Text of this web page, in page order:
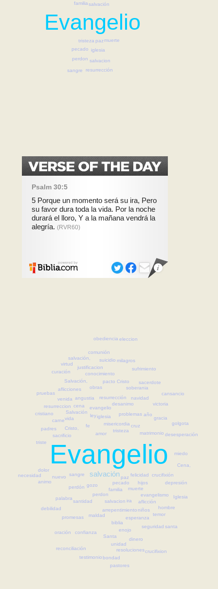
Evangelio
salvación
tristeza
pecado
paz
familia
iglesia
perdon salvacion
sangre resurrección
muerte
Evangelio
salvación
tristeza
amor
misericordia
pecado
paz
familia
iglesia
fe
gozo
perdon
salvacion
evangelio
cruz
felicidad
problemas
sangre
resurrección
muerte
desanimo
arrepentimiento
hijos
Cristo,
perdón
Salvación
santidad
maldad
matrimonio
angustia
cena
obras
vida
pacto
biblia
aflicción
sacrificio
esperanza
navidad
soberania
evangelismo
Cristo
conocimiento
enojo
nuevo
ley
crucifixión
Santa
promesas
gracia
confianza
ira
aflicciones
carne
palabra
Salvación,
resurreccion
justificacion
victoria
venida
unidad
suicidio
padres
temor
año
milagros
sacerdote
dolor
dinero
sufrimiento
seguridad
triste
niños
resoluciones
hombre
cristiano
animo
bondad
debilidad
desesperación
comunión
reconciliación
depresión
testimonio
oración
virtud
salvación,
Cena,
miedo
obediencia
curación
Iglesia
golgota
santa
pruebas
necesidad
cansancio
crucifixion
pastores
eleccion